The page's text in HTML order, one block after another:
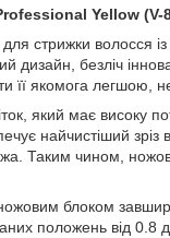
Yellow (V-
стрижки волосся із
безліч
її якомога
який має високу
найчистіший
Таким чином,
блоком
положень від